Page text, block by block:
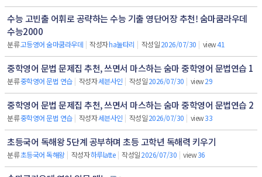
수능 고빈출 어휘로 공략하는 수능 기출 영단어장 추천! 숨마쿰라우데
수능2000
분류고등영어 숨마쿰라우데 | 작성자ha눌타리 | 작성일2026/07/30 | view41
중학영어 문법 문제집 추천, 쓰면서 마스하는 숨마 중학영어 문법연습 1
분류중학영어 문법 연습 | 작성자세븐사인 | 작성일2026/07/30 | view29
중학영어 문법 문제집 추천, 쓰면서 마스하는 숨마 중학영어 문법연습 2
분류중학영어 문법 연습 | 작성자세븐사인 | 작성일2026/07/30 | view33
초등국어 독해왕 5단계 공부하며 초등 고학년 독해력 키우기
분류초등국어 독해왕 | 작성자하루latte | 작성일2026/07/30 | view36